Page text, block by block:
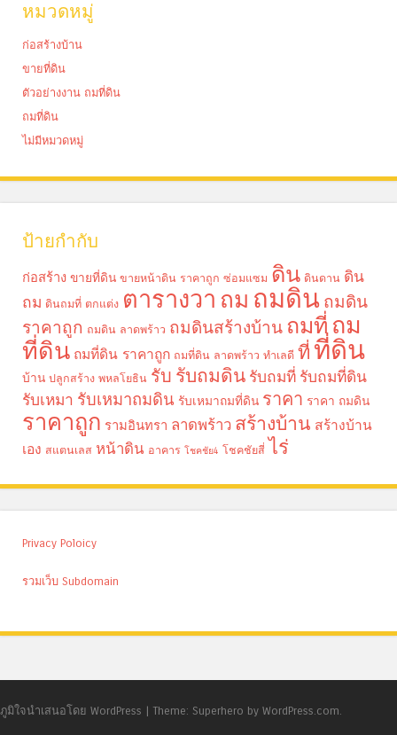
หมวดหมู่
ก่อสร้างบ้าน
ขายที่ดิน
ตัวอย่างงาน ถมที่ดิน
ถมที่ดิน
ไม่มีหมวดหมู่
ป้ายกำกับ
ก่อสร้าง ขายที่ดิน ขายหน้าดิน ราคาถูก ซ่อมแซม ดิน ดินดาน ดิน
ถม ดินถมที่ ตกแต่ง ตารางวา ถม ถมดิน ถมดิน
ราคาถูก ถมดิน ลาดพร้าว ถมดินสร้างบ้าน ถมที่ถม
ที่ดิน ถมที่ดิน ราคาถูก ถมที่ดิน ลาดพร้าว ทำเลดี ที่ ที่ดิน
บ้าน ปลูกสร้าง พหลโยธิน รับ รับถมดิน รับถมที่ รับถมที่ดิน
รับเหมา รับเหมาถมดิน รับเหมาถมที่ดิน ราคา ราคา ถมดิน
ราคาถูก รามอินทรา ลาดพร้าว สร้างบ้าน สร้างบ้าน
เอง สแตนเลส หน้าดิน อาคาร โชคชัย4 โชคชัยสี่ ไร่
Privacy Poloicy
รวมเว็บ Subdomain
ภูมิใจนำเสนอโดย WordPress | Theme: Superhero by WordPress.com.